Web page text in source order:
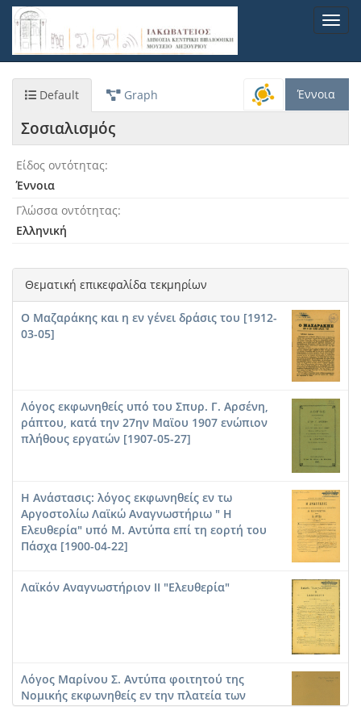
Παράκαμψη
προς
κυρίως
Default Graph Έννοια
Σοσιαλισμός
Είδος οντότητας
Έννοια
Γλώσσα οντότητας
Ελληνική
Θεματική επικεφαλίδα τεκμηρίων
Ο Μαζαράκης και η εν γένει δράσις του [1912-
03-05]
Λόγος εκφωνηθείς υπό του Σπυρ. Γ. Αρσένη,
ράπτου, κατά την 27ην Μαϊου 1907 ενώπιον
πλήθους εργατών [1907-05-27]
Η Ανάστασις: λόγος εκφωνηθείς εν τω
Αργοστολίω Λαϊκώ Αναγνωστήριω " Η
Ελευθερία" υπό Μ. Αντύπα επί τη εορτή του
Πάσχα [1900-04-22]
Λαϊκόν Αναγνωστήριον ΙΙ "Ελευθερία"
Λόγος Μαρίνου Σ. Αντύπα φοιτητού της
Νομικής εκφωνηθείς εν την πλατεία των
Δικαστηρίων Αργοστολίου τη 19η Μαρτίου